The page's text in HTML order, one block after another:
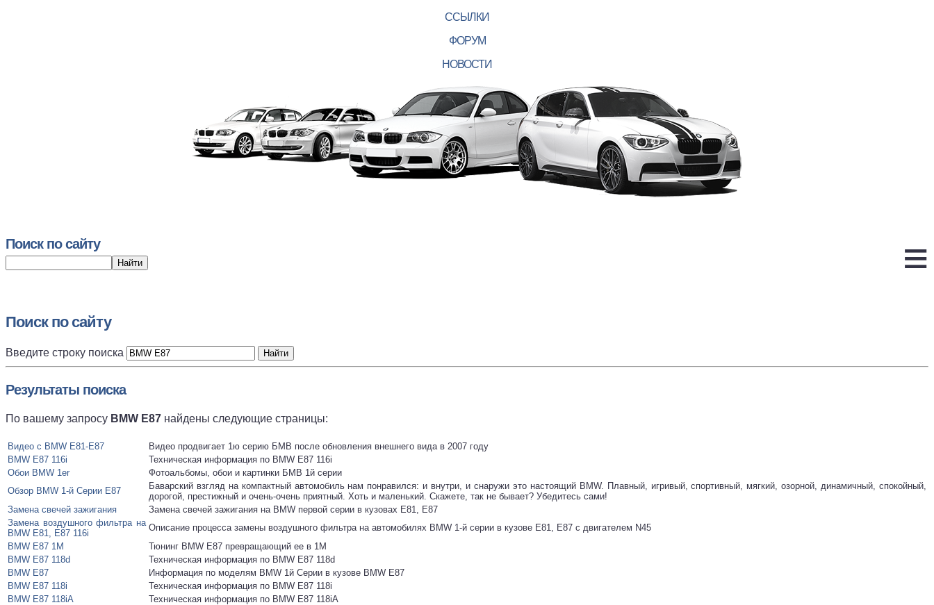
ССЫЛКИ
ФОРУМ
НОВОСТИ
Поиск по сайту
Поиск по сайту
Введите строку поиска
Результаты поиска
По вашему запросу BMW E87 найдены следующие страницы:
Видео с BMW E81-E87
Видео продвигает 1ю серию БМВ после обновления внешнего вида в 2007 году
BMW E87 116i
Техническая информация по BMW E87 116i
Обои BMW 1er
Фотоальбомы, обои и картинки БМВ 1й серии
Обзор BMW 1-й Серии E87
Баварский взгляд на компактный автомобиль нам понравился: и внутри, и снаружи это настоящий BMW. Плавный, игривый, спортивный, мягкий, озорной, динамичный, спокойный,
дорогой, престижный и очень-очень приятный. Хоть и маленький. Скажете, так не бывает? Убедитесь сами!
Замена свечей зажигания
Замена свечей зажигания на BMW первой серии в кузовах E81, E87
Замена воздушного фильтра на
BMW E81, E87 116i
Описание процесса замены воздушного фильтра на автомобилях BMW 1-й серии в кузове E81, E87 с двигателем N45
BMW E87 1M
Тюнинг BMW E87 превращающий ее в 1М
BMW E87 118d
Техническая информация по BMW E87 118d
BMW E87
Информация по моделям BMW 1й Серии в кузове BMW E87
BMW E87 118i
Техническая информация по BMW E87 118i
BMW E87 118iA
Техническая информация по BMW E87 118iA